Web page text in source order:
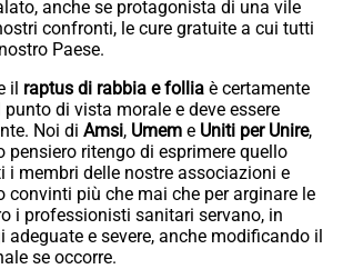
anche se protagonista di una vile
confronti, le cure gratuite a cui tutti
Paese.
il raptus di rabbia e follia è certamente
di vista morale e deve essere
Noi di Amsi, Umem e Uniti per Unire,
pensiero ritengo di esprimere quello
i membri delle nostre associazioni e
convinti più che mai che per arginare le
i professionisti sanitari servano, in
adeguate e severe, anche modificando il
se occorre.